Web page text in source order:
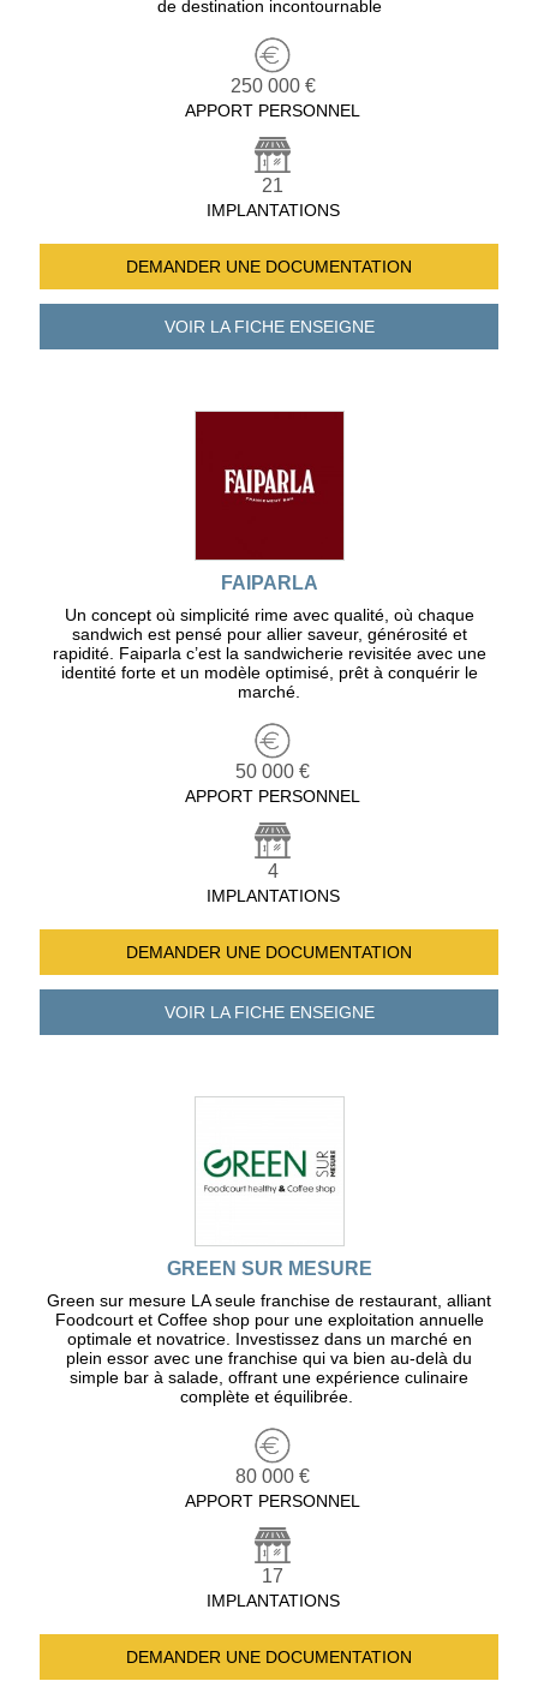
de destination incontournable
250 000 €
APPORT PERSONNEL
21
IMPLANTATIONS
DEMANDER UNE DOCUMENTATION
VOIR LA FICHEENSEIGNE
FAIPARLA
Un concept où simplicité rime avec qualité, où chaque
sandwich est pensé pour allier saveur, générosité et
rapidité. Faiparla c’est la sandwicherie revisitée avec une
identité forte et un modèle optimisé, prêt à conquérir le
marché.
50 000 €
APPORT PERSONNEL
4
IMPLANTATIONS
DEMANDER UNE DOCUMENTATION
VOIR LA FICHEENSEIGNE
GREEN SUR MESURE
Green sur mesure LA seule franchise de restaurant, alliant
Foodcourt et Coffee shop pour une exploitation annuelle
optimale et novatrice. Investissez dans un marché en
plein essor avec une franchise qui va bien au-delà du
simple bar à salade, offrant une expérience culinaire
complète et équilibrée.
80 000 €
APPORT PERSONNEL
17
IMPLANTATIONS
DEMANDER UNE DOCUMENTATION